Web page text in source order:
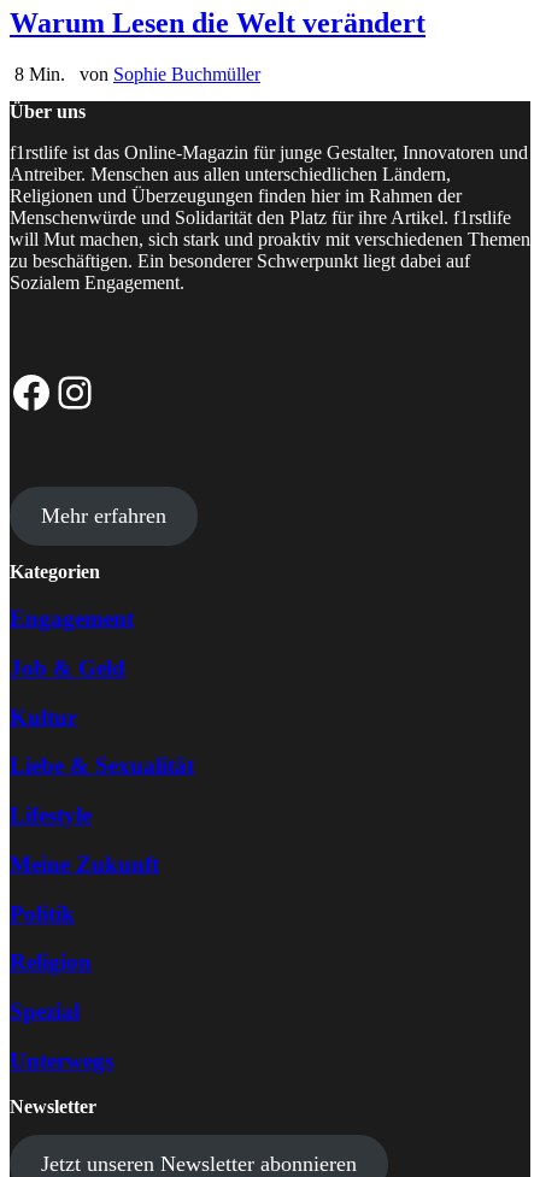
Warum Lesen die Welt verändert
8 Min. von Sophie Buchmüller
Über uns
f1rstlife ist das Online-Magazin für junge Gestalter, Innovatoren und
Antreiber. Menschen aus allen unterschiedlichen Ländern,
Religionen und Überzeugungen finden hier im Rahmen der
Menschenwürde und Solidarität den Platz für ihre Artikel. f1rstlife
will Mut machen, sich stark und proaktiv mit verschiedenen Themen
zu beschäftigen. Ein besonderer Schwerpunkt liegt dabei auf
Sozialem Engagement.
Facebook-Seite
Instagram-Profil
Mehr erfahren
Kategorien
Engagement
Job & Geld
Kultur
Liebe & Sexualität
Lifestyle
Meine Zukunft
Politik
Religion
Spezial
Unterwegs
Newsletter
Jetzt unseren Newsletter abonnieren